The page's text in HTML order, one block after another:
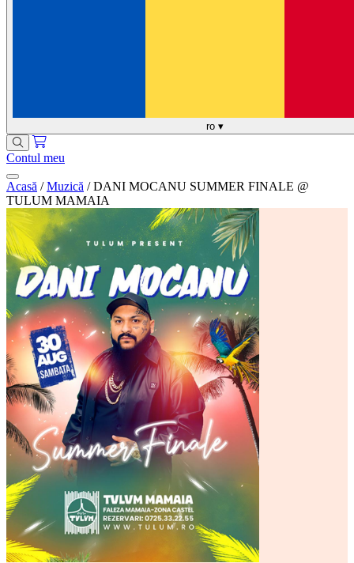
ro ▾
Contul meu
Acasă / Muzică / DANI MOCANU SUMMER FINALE @
TULUM MAMAIA